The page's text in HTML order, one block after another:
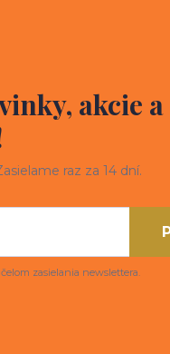
akcie a
raz za 14 dní.
zasielania newslettera.